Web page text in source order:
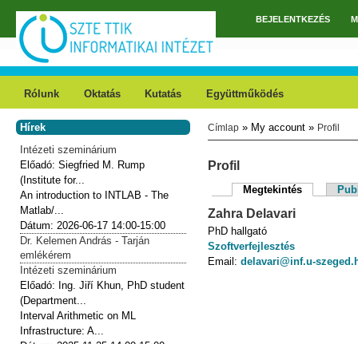
Ugrás a tartalomra
FőmenüBEJELENTKEZÉS
Rólunk Oktatás Kutatás Együttműködés
Jelenlegi hely
Címlap » My account » Profil
Profil
Elsődleges fülek
Megtekintés (aktív fül)
Zahra Delavari
PhD hallgató
Szoftverfejlesztés
Email: delavari@inf.u-
Hírek
Intézeti szeminárium
Előadó:Siegfried M. Rump
(Institute for...
An introduction to INTLAB - The
Matlab/...
Dátum: 2026-06-17 14:00-15:00
Dr. Kelemen András - Tarján
emlékérem
Intézeti szeminárium
Előadó: Ing. Jiří Khun, PhD student
(Department...
Interval Arithmetic on ML
Infrastructure: A...